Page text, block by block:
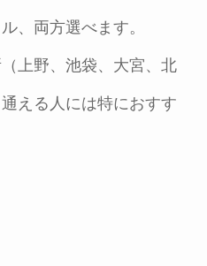
、両方選べます。
上野、池袋、大宮、北
える人には特におすす